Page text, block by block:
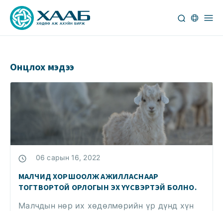
Онцлох мэдээ
06 сарын 16, 2022
МАЛЧИД ХОРШООЛЖ АЖИЛЛАСНААР
ТОГТВОРТОЙ ОРЛОГЫН ЭХ ҮҮСВЭРТЭЙ БОЛНО.
Малчдын нөр их хөдөлмөрийн үр дүнд хүн